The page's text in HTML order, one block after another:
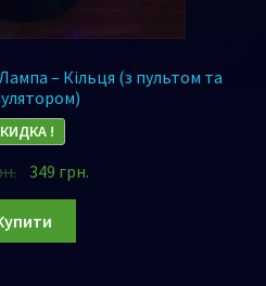
– Кільця (з пультом та
!
349 грн.